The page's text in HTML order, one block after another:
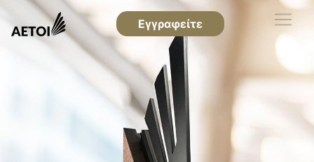
Εγγραφείτε